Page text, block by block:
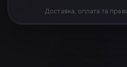
Доставка, оплата та